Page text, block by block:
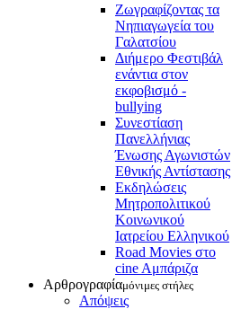
Ζωγραφίζοντας τα
Νηπιαγωγεία του
Γαλατσίου
Διήμερο Φεστιβάλ
ενάντια στον
εκφοβισμό -
bullying
Συνεστίαση
Πανελλήνιας
Ένωσης Αγωνιστών
Εθνικής Αντίστασης
Εκδηλώσεις
Μητροπολιτικού
Κοινωνικού
Ιατρείου Ελληνικού
Road Movies στο
cine Aμπάριζα
Αρθρογραφίαμόνιμες στήλες
Απόψεις